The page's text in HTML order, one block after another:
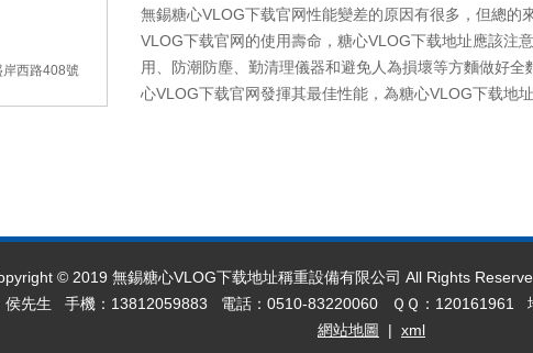
岸西路408號
無錫糖心VLOG下载官网性能變差的原因有很多，但總
VLOG下载官网的使用壽命，糖心VLOG下载地址應該注
用、防潮防塵、勤清理儀器和避免人為損壞等方麵做好
心VLOG下载官网發揮其最佳性能，為糖心VLOG下载地
© 2019 無錫糖心VLOG下载地址稱重設備有限公司 All Rights
侯先生 手機：13812059883 電話：0510-83220060 ＱＱ：120161961
網站地圖
| xml